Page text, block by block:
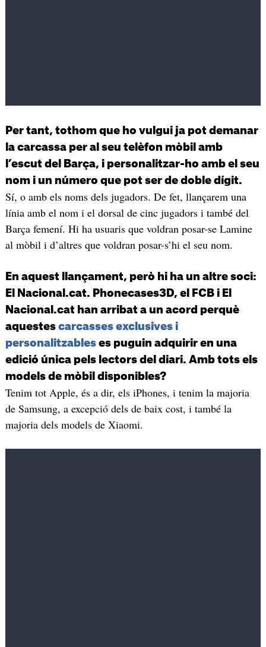
Per tant, tothom que ho vulgui ja pot demanar
la carcassa per al seu telèfon mòbil amb
l’escut del Barça, i personalitzar-ho amb el seu
nom i un número que pot ser de doble dígit.
Sí, o amb els noms dels jugadors. De fet, llançarem una
línia amb el nom i el dorsal de cinc jugadors i també del
Barça femení. Hi ha usuaris que voldran posar-se Lamine
al mòbil i d’altres que voldran posar-s’hi el seu nom.
En aquest llançament, però hi ha un altre soci:
El Nacional.cat. Phonecases3D, el FCB i El
Nacional.cat han arribat a un acord perquè
aquestes carcasses exclusives i
personalitzableses puguin adquirir en una
edició única pels lectors del diari. Amb tots els
models de mòbil disponibles?
Tenim tot Apple, és a dir, els iPhones, i tenim la majoria
de Samsung, a excepció dels de baix cost, i també la
majoria dels models de Xiaomi.